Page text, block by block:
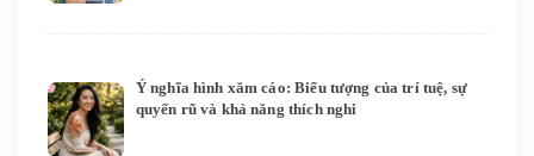
Ý nghĩa hình xăm cáo: Biểu tượng của trí tuệ, sự
quyến rũ và khả năng thích nghi